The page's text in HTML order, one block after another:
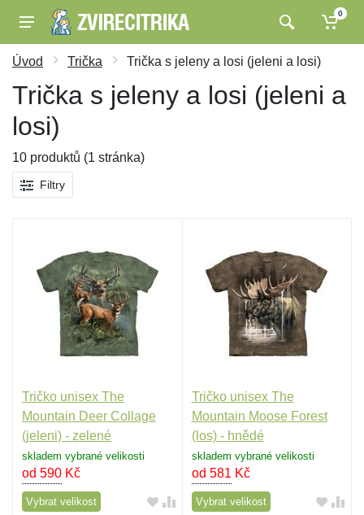
0
Úvod Trička Trička s jeleny a losi (jeleni a losi)
Trička s jeleny a losi (jeleni a
losi)
10 produktů (1 stránka)
Filtry
Tričko unisex The
Mountain Deer Collage
(jeleni) - zelené
skladem vybrané velikosti
od 590 Kč
Vybrat velikost
Tričko unisex The
Mountain Moose Forest
(los) - hnědé
skladem vybrané velikosti
od 581 Kč
Vybrat velikost